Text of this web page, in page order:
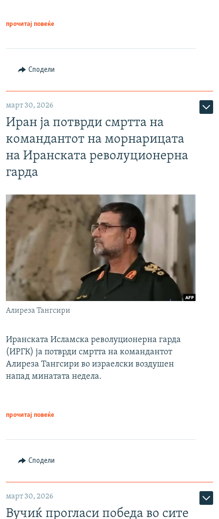
прочитај повеќе
Сподели
март 30, 2026
Иран ја потврди смртта на
командантот на морнарицата
на Иранската револуционерна
гарда
Алиреза Тангсири
Иранската Исламска револуционерна гарда
(ИРГК) ја потврди смртта на командантот
Алиреза Тангсири во израелски воздушен
напад минатата недела.
прочитај повеќе
Сподели
март 30, 2026
Вучиќ прогласи победа во сите